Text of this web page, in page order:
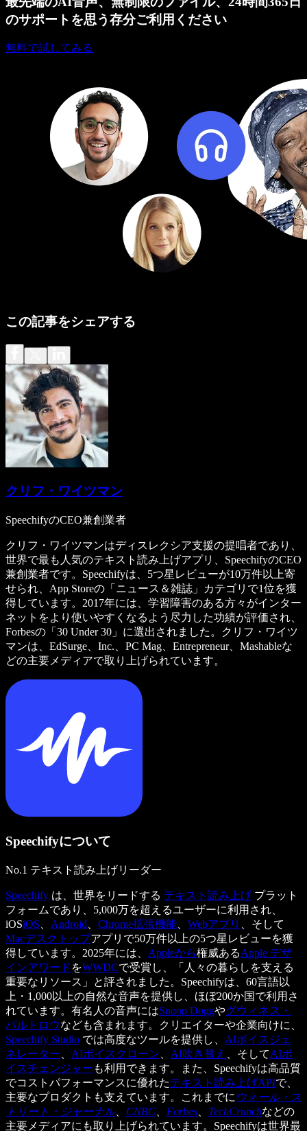
のサポートを思う存分ご利用ください
無料で試してみる
この記事をシェアする
クリフ・ワイツマン
SpeechifyのCEO兼創業者
クリフ・ワイツマンはディスレクシア支援の提唱者であり、
世界で最も人気のテキスト読み上げアプリ、SpeechifyのCEO
兼創業者です。Speechifyは、5つ星レビューが10万件以上寄
せられ、App Storeの「ニュース＆雑誌」カテゴリで1位を獲
得しています。2017年には、学習障害のある方々がインター
ネットをより使いやすくなるよう尽力した功績が評価され、
Forbesの「30 Under 30」に選出されました。クリフ・ワイツ
マンは、EdSurge、Inc.、PC Mag、Entrepreneur、Mashableな
どの主要メディアで取り上げられています。
Speechifyについて
No.1 テキスト読み上げリーダー
Speechify は、世界をリードする テキスト読み上げ プラット
フォームであり、5,000万を超えるユーザーに利用され、
iOSiOS Android Chrome拡張機能 Webアプリ
、そして
Macデスクトップアプリで50万件以上の5つ星レビューを獲
得しています。2025年には、 Appleから権威あるApple デザ
インアワード をWWDCで受賞し、「人々の暮らしを支える
重要なリソース」と評されました。Speechifyは、60言語以
上・1,000以上の自然な音声を提供し、ほぼ200か国で利用さ
れています。有名人の音声にはSnoop Doggやグウィネス・
パルトロウなども含まれます。クリエイターや企業向けに、
Speechify Studio では高度なツールを提供し、 AIボイスジェ
ネレーター
AIボイスクローン AI吹き替え 、そしてAIボ
イスチェンジャー も利用できます。また、Speechifyは高品質
でコストパフォーマンスに優れたテキスト読み上げAPIで、
主要なプロダクトも支えています。これまでに ウォール・ス
トリート・ジャーナル、 CNBC Forbes TechCrunchなどの
主要メディアにも取り上げられています。Speechifyは世界最